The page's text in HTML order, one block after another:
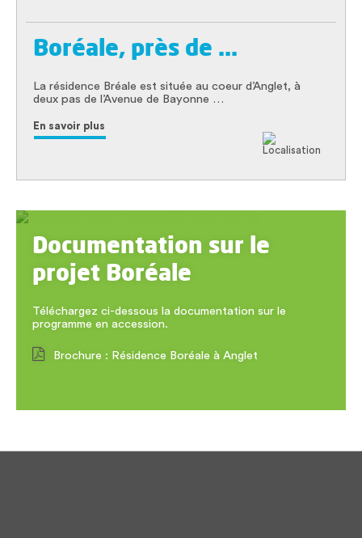
Boréale, près de ...
La résidence Bréale est située au coeur d’Anglet, à
deux pas de l’Avenue de Bayonne …
En savoir plus
Documentation sur le
projet Boréale
Téléchargez ci-dessous la documentation sur le
programme en accession.
Brochure : Résidence Boréale à Anglet